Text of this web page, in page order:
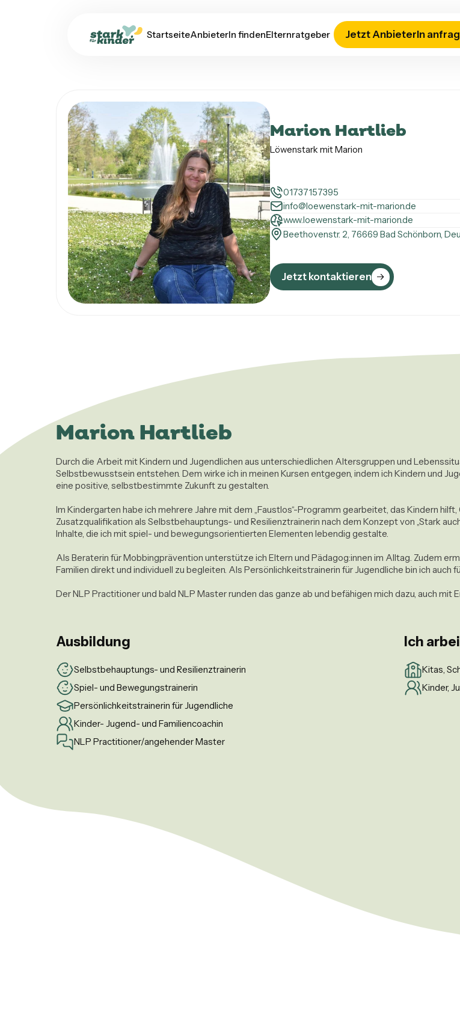
StartseiteAnbieterIn findenElternratgeber Jetzt AnbieterIn
Marion Hartlieb
Löwenstark mit Marion
01737157395
info@loewenstark-mit-marion.de
www.loewenstark-mit-marion.de
Beethovenstr. 2, 76669 Bad Schönborn,
Jetzt kontaktieren
Marion Hartlieb
Durch die Arbeit mit Kindern und Jugendlichen aus unterschiedlichen Altersgruppen und
Selbstbewusstsein entstehen. Dem wirke ich in meinen Kursen entgegen, indem ich Kindern und
eine positive, selbstbestimmte Zukunft zu gestalten.
Im Kindergarten habe ich mehrere Jahre mit dem „Faustlos“-Programm gearbeitet, das Kindern
Zusatzqualifikation als Selbstbehauptungs- und Resilienztrainerin nach dem Konzept von „Stark
Inhalte, die ich mit spiel- und bewegungsorientierten Elementen lebendig gestalte.
Als Beraterin für Mobbingprävention unterstütze ich Eltern und Pädagog:innen im Alltag. Zudem
Familien direkt und individuell zu begleiten. Als Persönlichkeitstrainerin für Jugendliche bin ich
Der NLP Practitioner und bald NLP Master runden das ganze ab und befähigen mich dazu, auch mit
Ausbildung
Selbstbehauptungs- und Resilienztrainerin
Spiel- und Bewegungstrainerin
Persönlichkeitstrainerin für Jugendliche
Kinder- Jugend- und Familiencoachin
NLP Practitioner/angehender Master
Ich
Kitas,
Kinder,